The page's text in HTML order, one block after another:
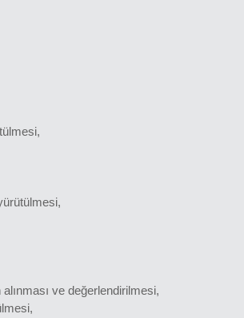
ve değerlendirilmesi,